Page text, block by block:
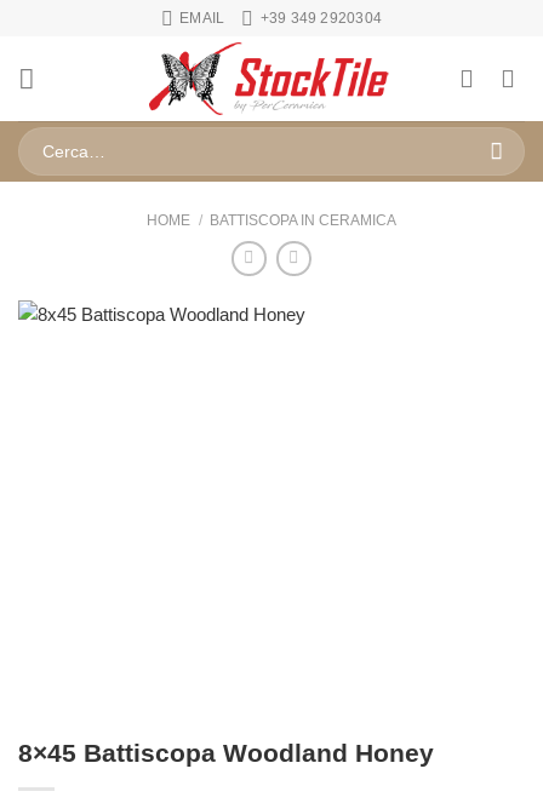
contenuti
EMAIL +39 349 2920304
Cerca:
HOME / BATTISCOPA IN CERAMICA
8×45 Battiscopa Woodland Honey